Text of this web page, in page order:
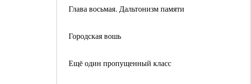
Глава восьмая. Дальтонизм памяти
Городская вошь
Ещё один пропущенный класс